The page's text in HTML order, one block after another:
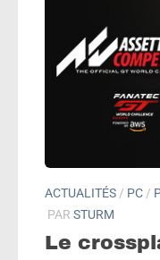
ACTUALITÉS / PC /
PAR STURM
Le